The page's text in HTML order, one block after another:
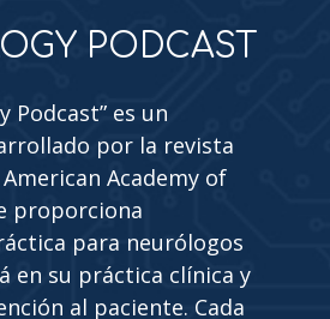
PODCAST
Podcast” es un
por la revista
Academy of
proporciona
para neurólogos
en su práctica clínica y
al paciente. Cada